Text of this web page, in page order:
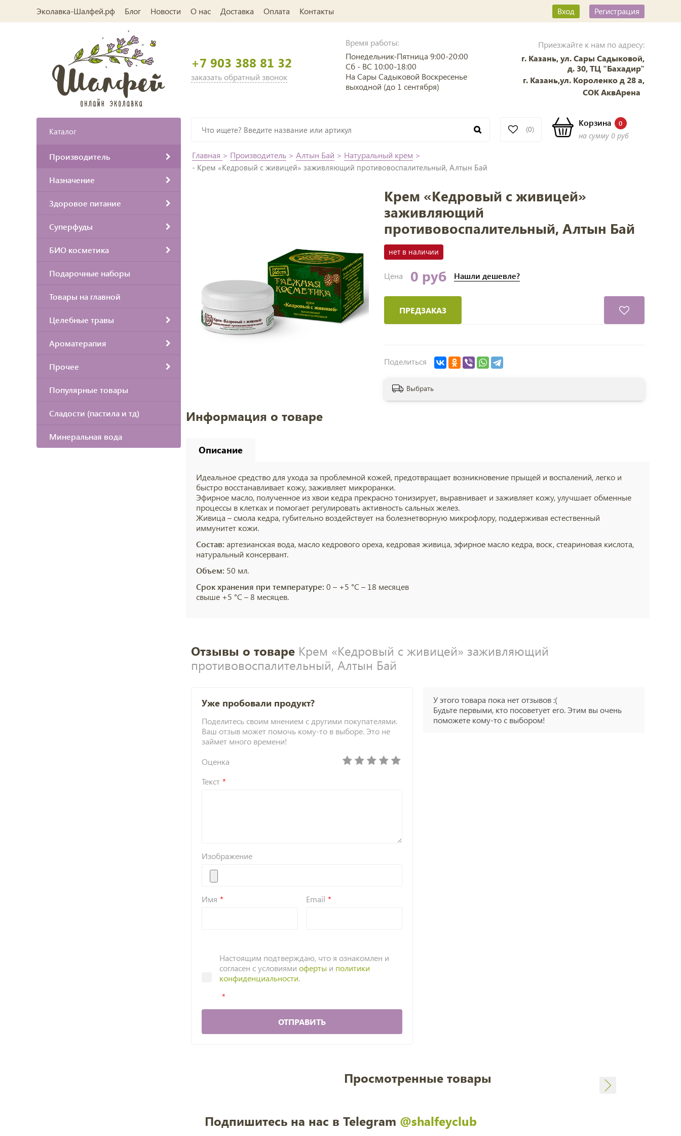
Эколавка-Шалфей.рф Блог Новости О нас Доставка Оплата Контакты Вход Регистрация
+7 903 388 81 32
заказать обратный звонок
Время работы:
Понедельник-Пятница 9:00-20:00
Сб - ВС 10:00-18:00
На Сары Садыковой Воскресенье
выходной (до 1 сентября)
Приезжайте к нам по адресу:
г. Казань, ул. Сары Садыковой,
д. 30, ТЦ "Бахадир"
г. Казань,ул. Короленко д 28 а,
СОК АквАрена
(0)
Корзина 0
на сумму 0 руб
Каталог
Производитель
Назначение
Здоровое питание
Суперфуды
БИО косметика
Подарочные наборы
Товары на главной
Целебные травы
Ароматерапия
Прочее
Популярные товары
Сладости (пастила и тд)
Минеральная вода
Главная > Производитель > Алтын Бай > Натуральный крем >
- Крем «Кедровый с живицей» заживляющий противовоспалительный, Алтын Бай
Крем «Кедровый с живицей»
заживляющий
противовоспалительный, Алтын Бай
нет в наличии
Цена 0 руб Нашли дешевле?
ПРЕДЗАКАЗ
Поделиться
Выбрать
Информация о товаре
Описание
Идеальное средство для ухода за проблемной кожей, предотвращает возникновение прыщей и воспалений, легко и
быстро восстанавливает кожу, заживляет микроранки.
Эфирное масло, полученное из хвои кедра прекрасно тонизирует, выравнивает и заживляет кожу, улучшает обменные
процессы в клетках и помогает регулировать активность сальных желез.
Живица – смола кедра, губительно воздействует на болезнетворную микрофлору, поддерживая естественный
иммунитет кожи.
Состав: артезианская вода, масло кедрового ореха, кедровая живица, эфирное масло кедра, воск, стеариновая кислота,
натуральный консервант.
Объем: 50 мл.
Срок хранения при температуре: 0 – +5 °С – 18 месяцев
свыше +5 °С – 8 месяцев.
Отзывы о товаре Крем «Кедровый с живицей» заживляющий
противовоспалительный, Алтын Бай
Уже пробовали продукт?
Поделитесь своим мнением с другими покупателями.
Ваш отзыв может помочь кому-то в выборе. Это не
займет много времени!
Оценка
Текст
Изображение
Имя Email
Настоящим подтверждаю, что я ознакомлен и
согласен с условиями оферты и политики
конфиденциальности.
ОТПРАВИТЬ
У этого товара пока нет отзывов :(
Будьте первыми, кто посоветует его. Этим вы очень
поможете кому-то с выбором!
Просмотренные товары
Подпишитесь на нас в Telegram @shalfeyclub